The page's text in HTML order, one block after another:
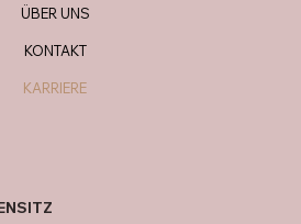
ÜBER UNS
KONTAKT
KARRIERE